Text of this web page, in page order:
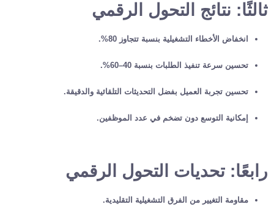
ثالثًا: نتائج التحول الرقمي
انخفاض الأخطاء التشغيلية بنسبة تتجاوز 80%.
تحسين سرعة تنفيذ الطلبات بنسبة 40–60%.
تحسين تجربة العميل بفضل التحديثات التلقائية والدقيقة.
إمكانية التوسع دون تضخم في عدد الموظفين.
رابعًا: تحديات التحول الرقمي
مقاومة التغيير من الفرق التشغيلية التقليدية.